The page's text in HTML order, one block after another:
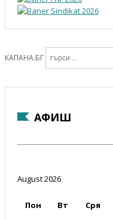
КАПАНА.БГ
АФИШ
August 2026
Пон Вт Сря